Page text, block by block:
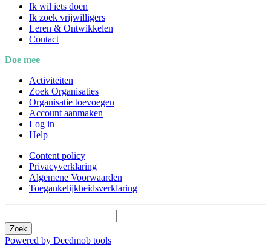
Ik wil iets doen
Ik zoek vrijwilligers
Leren & Ontwikkelen
Contact
Doe mee
Activiteiten
Zoek Organisaties
Organisatie toevoegen
Account aanmaken
Log in
Help
Content policy
Privacyverklaring
Algemene Voorwaarden
Toegankelijkheidsverklaring
Zoek
Powered by Deedmob tools